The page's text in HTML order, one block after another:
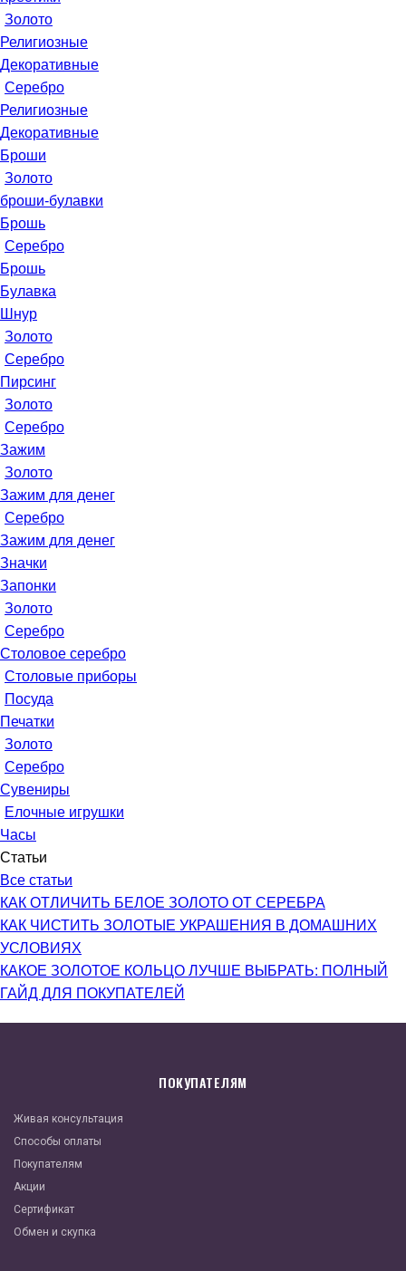
Золото
Религиозные
Декоративные
Серебро
Религиозные
Декоративные
Броши
Золото
броши-булавки
Брошь
Серебро
Брошь
Булавка
Шнур
Золото
Серебро
Пирсинг
Золото
Серебро
Зажим
Золото
Зажим для денег
Серебро
Зажим для денег
Значки
Запонки
Золото
Серебро
Столовое серебро
Столовые приборы
Посуда
Печатки
Золото
Серебро
Сувениры
Елочные игрушки
Часы
Статьи
Все статьи
КАК ОТЛИЧИТЬ БЕЛОЕ ЗОЛОТО ОТ СЕРЕБРА
КАК ЧИСТИТЬ ЗОЛОТЫЕ УКРАШЕНИЯ В ДОМАШНИХ
УСЛОВИЯХ
КАКОЕ ЗОЛОТОЕ КОЛЬЦО ЛУЧШЕ ВЫБРАТЬ: ПОЛНЫЙ
ГАЙД ДЛЯ ПОКУПАТЕЛЕЙ
ПОКУПАТЕЛЯМ
Живая консультация
Способы оплаты
Покупателям
Акции
Сертификат
Обмен и скупка